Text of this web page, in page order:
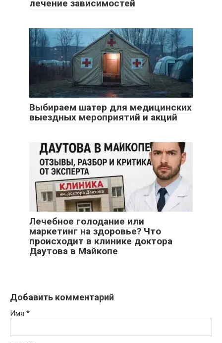
лечение зависимостей
Выбираем шатер для медицинских
выездных мероприятий и акций
Лечебное голодание или
маркетинг на здоровье? Что
происходит в клинике доктора
Даутова в Майкопе
Добавить комментарий
Имя *